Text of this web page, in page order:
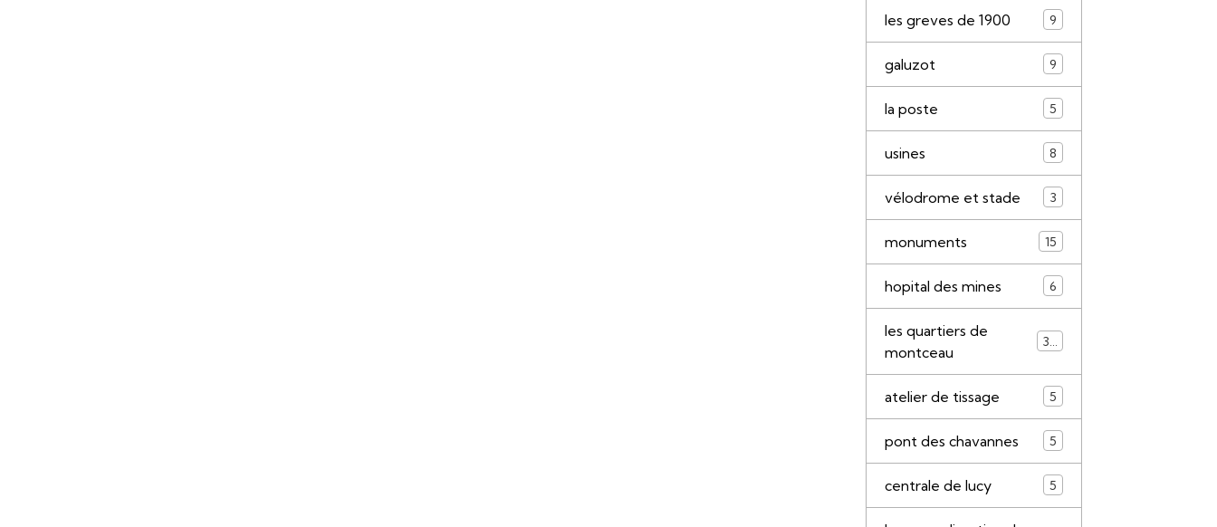
les greves de 1900 9
galuzot 9
la poste 5
usines 8
vélodrome et stade 3
monuments 15
hopital des mines 6
les quartiers de
montceau
34
atelier de tissage 5
pont des chavannes 5
centrale de lucy 5